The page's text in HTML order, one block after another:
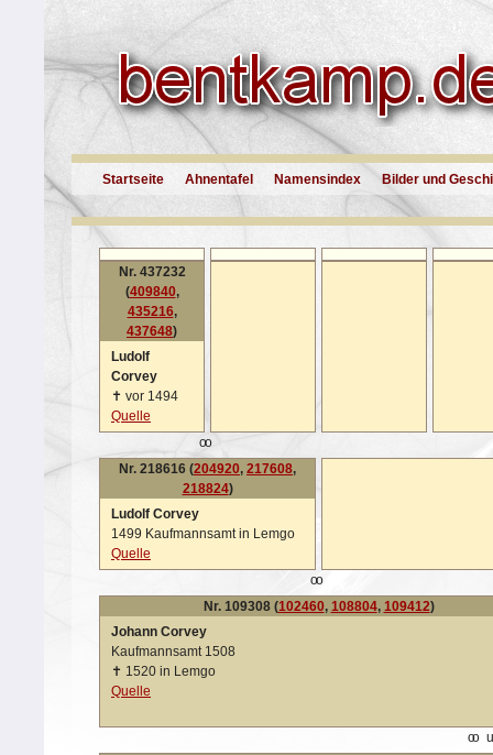
Startseite Ahnentafel Namensindex Bilder und
Nr. 437232
(409840,
435216,
437648)
Ludolf
Corvey
✝ vor 1494
Quelle
oo
Nr. 218616 (204920, 217608,
218824)
Ludolf Corvey
1499 Kaufmannsamt in Lemgo
Quelle
oo
Nr. 109308 (102460, 108804, 109412)
Johann Corvey
Kaufmannsamt 1508
✝ 1520 in Lemgo
Quelle
oo